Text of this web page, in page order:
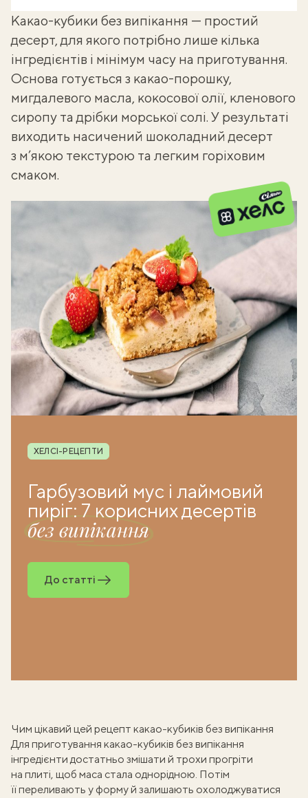
Какао-кубики без випікання — простий
десерт, для якого потрібно лише кілька
інгредієнтів і мінімум часу на приготування.
Основа готується з какао-порошку,
мигдалевого масла, кокосової олії, кленового
сиропу та дрібки морської солі. У результаті
виходить насичений шоколадний десерт
з м’якою текстурою та легким горіховим
смаком.
Рубрика
ХЕЛСІ-РЕЦЕПТИ
Гарбузовий мус і лаймовий
пиріг: 7 корисних десертів
без випікання
До статті
Чим цікавий цей рецепт какао-кубиків без випікання
Для приготування какао-кубиків без випікання
інгредієнти достатньо змішати й трохи прогріти
на плиті, щоб маса стала однорідною. Потім
її переливають у форму й залишають охолоджуватися